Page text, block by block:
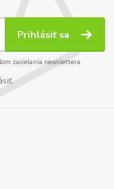
Prihlásiť sa
zasielania newslettera.